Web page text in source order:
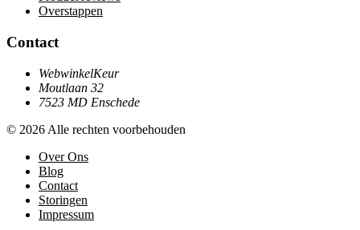
Overstappen
Contact
WebwinkelKeur
Moutlaan 32
7523 MD Enschede
© 2026 Alle rechten voorbehouden
Over Ons
Blog
Contact
Storingen
Impressum